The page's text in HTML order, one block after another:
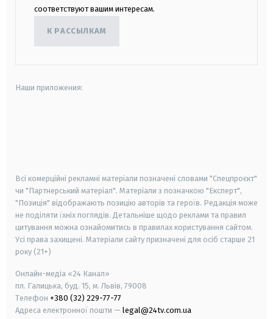
соответствуют вашим интересам.
К РАССЫЛКАМ
Наши приложения:
Всі комерційні рекламні матеріали позначені словами "Спецпроєкт"
чи "Партнерський матеріал". Матеріали з позначкою "Експерт",
"Позиція" відображають позицію авторів та героїв. Редакція може
не поділяти їхніх поглядів. Детальніше щодо реклами та правил
цитування можна ознайомитись в правилах користування сайтом.
Усі права захищені. Матеріали сайту призначені для осіб старше 21
року (21+)
Онлайн-медіа «24 Канал»
пл. Галицька, буд. 15, м. Львів, 79008
Телефон +380 (32) 229-77-77
Адреса електронної пошти — legal@24tv.com.ua